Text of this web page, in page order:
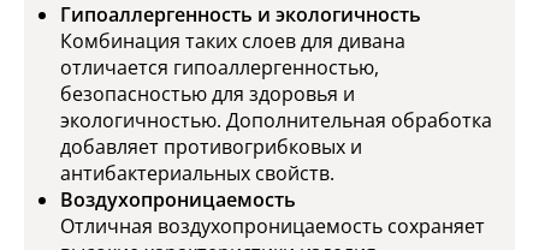
Гипоаллергенность и экологичность
Комбинация таких слоев для дивана
отличается гипоаллергенностью,
безопасностью для здоровья и
экологичностью. Дополнительная обработка
добавляет противогрибковых и
антибактериальных свойств.
Воздухопроницаемость
Отличная воздухопроницаемость сохраняет